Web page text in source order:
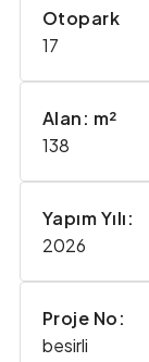
Otopark
17
Alan: m²
138
Yapım Yılı:
2026
Proje No:
besirli